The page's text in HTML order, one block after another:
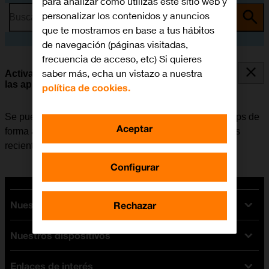
Busca por problema o tema
Activar o desactivar la actualización automática de
las apps
Se puede configurar el móvil para que actualice las apps de
forma automática y así tener siempre las versiones más
recientes instaladas.
Nuestras tarifas
Tarifas Orange
Tarifas fibra y móvil
Nuestros dispositivos
Enlaces de interés
personalizar los contenidos y anuncios
que te mostramos en base a tus hábitos
de navegación (páginas visitadas,
frecuencia de acceso, etc) Si quieres
saber más, echa un vistazo a nuestra
política de cookies.
Configurar
Rechazar
Aceptar